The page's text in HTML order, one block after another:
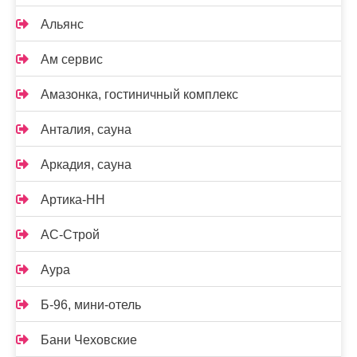
Альянс
Ам сервис
Амазонка, гостиничный комплекс
Анталия, сауна
Аркадия, сауна
Артика-НН
АС-Строй
Аура
Б-96, мини-отель
Бани Чеховские